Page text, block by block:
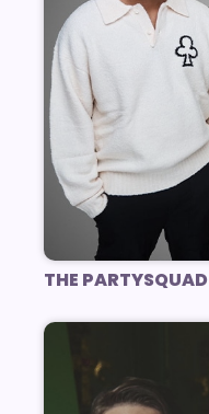
THE PARTYSQUAD